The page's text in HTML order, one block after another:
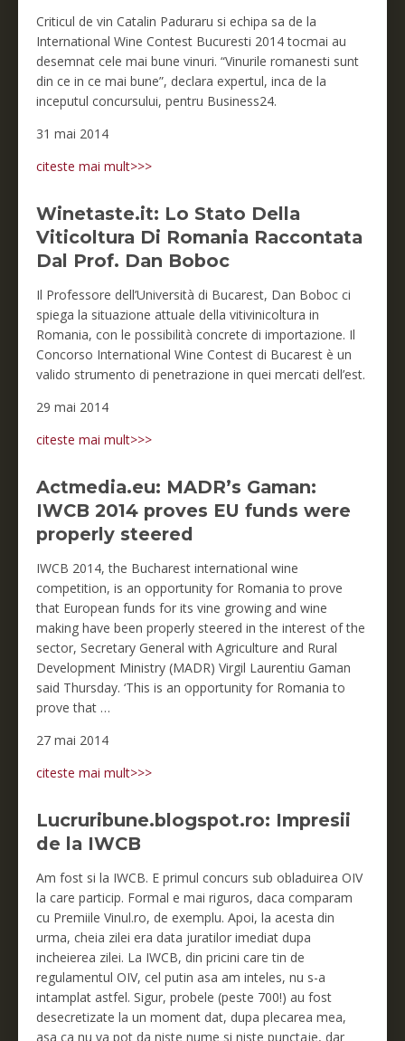
Criticul de vin Catalin Paduraru si echipa sa de la
International Wine Contest Bucuresti 2014 tocmai au
desemnat cele mai bune vinuri. “Vinurile romanesti sunt
din ce in ce mai bune”, declara expertul, inca de la
inceputul concursului, pentru Business24.
31 mai 2014
citeste mai mult>>>
Winetaste.it: Lo Stato Della
Viticoltura Di Romania Raccontata
Dal Prof. Dan Boboc
Il Professore dell’Università di Bucarest, Dan Boboc ci
spiega la situazione attuale della vitivinicoltura in
Romania, con le possibilità concrete di importazione. Il
Concorso International Wine Contest di Bucarest è un
valido strumento di penetrazione in quei mercati dell’est.
29 mai 2014
citeste mai mult>>>
Actmedia.eu: MADR’s Gaman:
IWCB 2014 proves EU funds were
properly steered
IWCB 2014, the Bucharest international wine
competition, is an opportunity for Romania to prove
that European funds for its vine growing and wine
making have been properly steered in the interest of the
sector, Secretary General with Agriculture and Rural
Development Ministry (MADR) Virgil Laurentiu Gaman
said Thursday. ‘This is an opportunity for Romania to
prove that …
27 mai 2014
citeste mai mult>>>
Lucruribune.blogspot.ro: Impresii
de la IWCB
Am fost si la IWCB. E primul concurs sub obladuirea OIV
la care particip. Formal e mai riguros, daca comparam
cu Premiile Vinul.ro, de exemplu. Apoi, la acesta din
urma, cheia zilei era data juratilor imediat dupa
incheierea zilei. La IWCB, din pricini care tin de
regulamentul OIV, cel putin asa am inteles, nu s-a
intamplat astfel. Sigur, probele (peste 700!) au fost
desecretizate la un moment dat, dupa plecarea mea,
asa ca nu va pot da niste nume si niste punctaje, dar